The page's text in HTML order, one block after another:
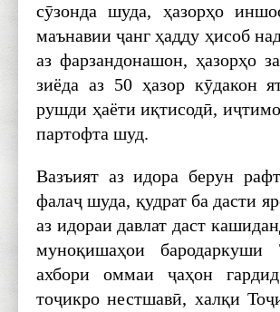
сӯзонда шуда, ҳазорҳо
маънавии ҷанг ҳадду ҳисоб
аз фарзандонашон, ҳазорҳо
зиёда аз 50 ҳазор кӯдакон
рушди ҳаёти иқтисодӣ,
партофта шуд.
Вазъият аз идора берун
фалаҷ шуда, қудрат ба дасти
аз идораи давлат даст
муноқишаҳои бародаркуши
ахбори оммаи ҷаҳон
тоҷикро нестшавӣ, халқи